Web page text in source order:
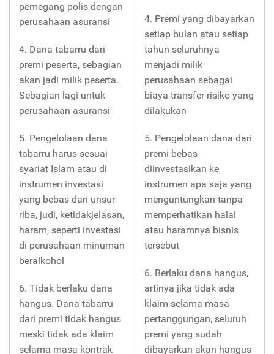
pemegang polis dengan
perusahaan asuransi
4. Dana tabarru dari
premi peserta, sebagian
akan jadi milik peserta.
Sebagian lagi untuk
perusahaan asuransi
5. Pengelolaan dana
tabarru harus sesuai
syariat Islam atau di
instrumen investasi
yang bebas dari unsur
riba, judi, ketidakjelasan,
haram, seperti investasi
di perusahaan minuman
beralkohol
6. Tidak berlaku dana
hangus. Dana tabarru
dari premi tidak hangus
meski tidak ada klaim
selama masa kontrak
4. Premi yang dibayarkan
setiap bulan atau setiap
tahun seluruhnya
menjadi milik
perusahaan sebagai
biaya transfer risiko yang
dilakukan
5. Pengelolaan dana dari
premi bebas
diinvestasikan ke
instrumen apa saja yang
menguntungkan tanpa
memperhatikan halal
atau haramnya bisnis
tersebut
6. Berlaku dana hangus,
artinya jika tidak ada
klaim selama masa
pertanggungan, seluruh
premi yang sudah
dibayarkan akan hangus